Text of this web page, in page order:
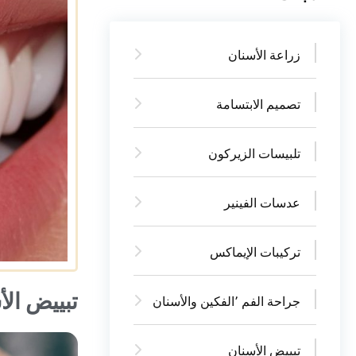
زراعة الأسنان
تصميم الابتسامة
تلبيسات الزيركون
عدسات الفينير
تركيبات الإيماكس
جراحة الفم ٬الفكين والأسنان
تبييض الأسنان
تبييض